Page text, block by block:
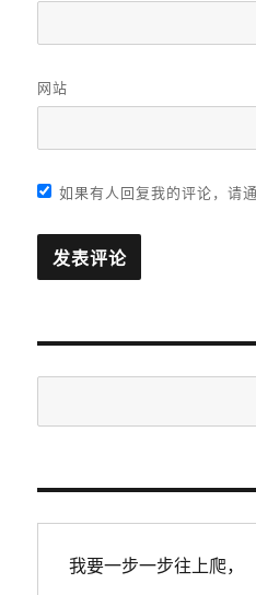
网站
如果有人回复我的评论，请
我要一步一步往上爬，